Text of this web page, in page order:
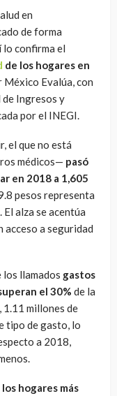
en
de forma
lo confirma el
de los hogares en
México Evalúa, con
de Ingresos y
por el INEGI.
el que no está
médicos— pasó
en 2018 a 1,605
pesos representa
alza se acentúa
acceso a seguridad
los llamados gastos
el 30% de la
1.11 millones de
tipo de gasto, lo
a 2018,
los hogares más